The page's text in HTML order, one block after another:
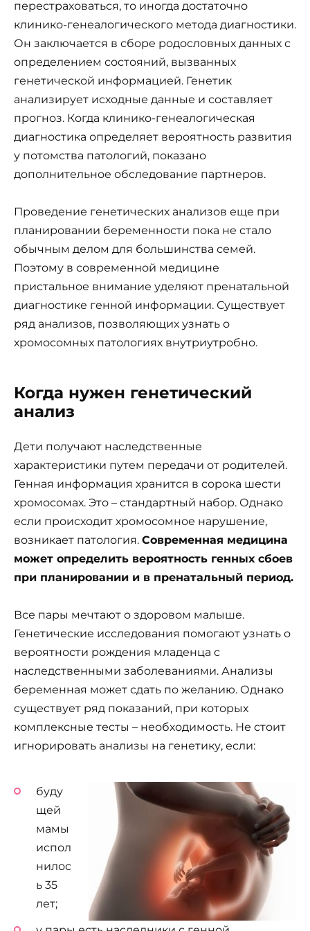
перестраховаться, то иногда достаточно
клинико-генеалогического метода диагностики.
Он заключается в сборе родословных данных с
определением состояний, вызванных
генетической информацией. Генетик
анализирует исходные данные и составляет
прогноз. Когда клинико-генеалогическая
диагностика определяет вероятность развития
у потомства патологий, показано
дополнительное обследование партнеров.
Проведение генетических анализов еще при
планировании беременности пока не стало
обычным делом для большинства семей.
Поэтому в современной медицине
пристальное внимание уделяют пренатальной
диагностике генной информации. Существует
ряд анализов, позволяющих узнать о
хромосомных патологиях внутриутробно.
Когда нужен генетический
анализ
Дети получают наследственные
характеристики путем передачи от родителей.
Генная информация хранится в сорока шести
хромосомах. Это – стандартный набор. Однако
если происходит хромосомное нарушение,
возникает патология. Современная медицина
может определить вероятность генных сбоев
при планировании и в пренатальный период.
Все пары мечтают о здоровом малыше.
Генетические исследования помогают узнать о
вероятности рождения младенца с
наследственными заболеваниями. Анализы
беременная может сдать по желанию. Однако
существует ряд показаний, при которых
комплексные тесты – необходимость. Не стоит
игнорировать анализы на генетику, если:
буду
щей
мамы
испол
нилос
ь 35
лет;